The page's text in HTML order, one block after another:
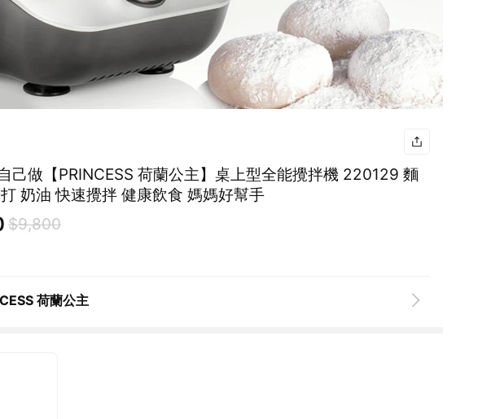
己做【PRINCESS 荷蘭公主】桌上型全能攪拌機 220129 麵
奶油 快速攪拌 健康飲食 媽媽好幫手
$9,800
荷蘭公主